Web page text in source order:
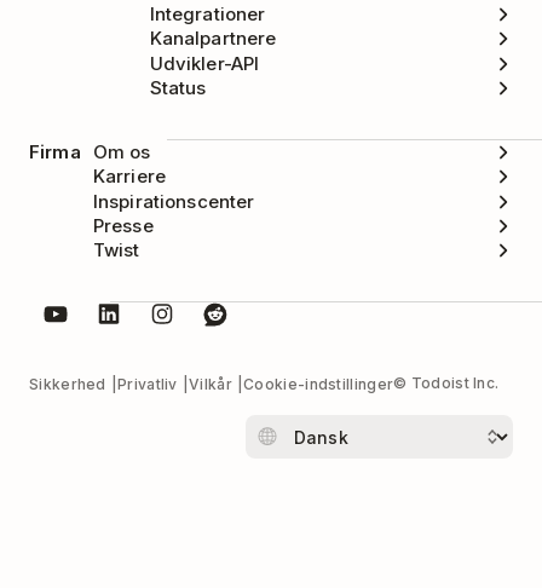
Integrationer
Kanalpartnere
Udvikler-API
Status
Firma
Om os
Karriere
Inspirationscenter
Presse
Twist
Sikkerhed Privatliv Vilkår Cookie-indstillinger© Todoist Inc.